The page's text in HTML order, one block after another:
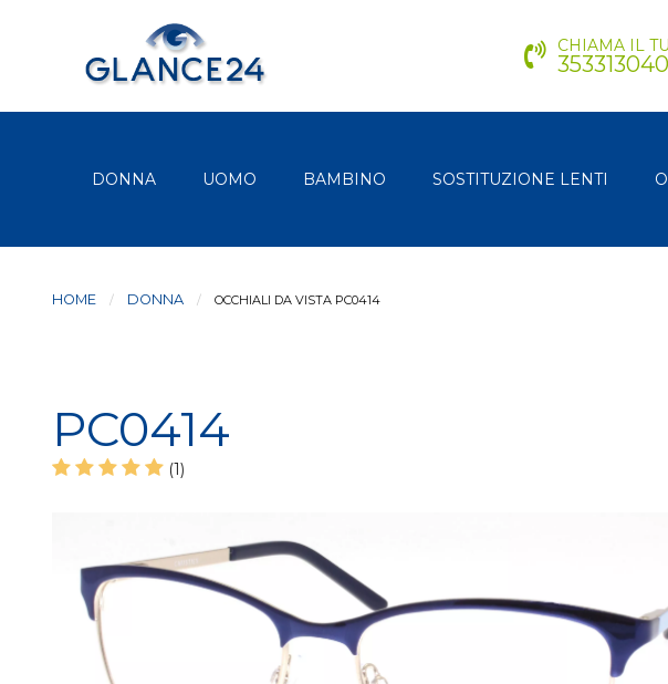
CHIAMA IL
DONNA UOMO BAMBINO SOSTITUZIONE LENTI
HOME DONNA CURRENT:
OCCHIALI DA VISTA PC0414
PC0414
(1)